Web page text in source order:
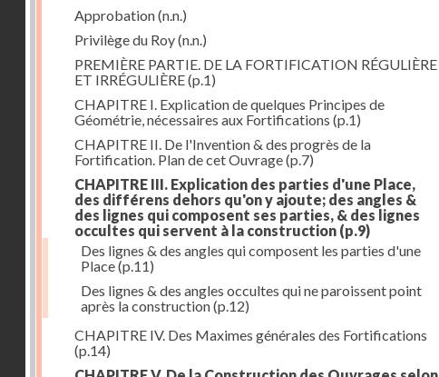
Approbation(n.n.)
Privilège du Roy(n.n.)
PREMIÈRE PARTIE. DE LA FORTIFICATION RÉGULIÈRE
ET IRRÉGULIÈRE(p.1)
CHAPITRE I. Explication de quelques Principes de
Géométrie, nécessaires aux Fortifications (p.1)
CHAPITRE II. De l'Invention & des progrès de la
Fortification. Plan de cet Ouvrage(p.7)
CHAPITRE III. Explication des parties d'une Place,
des différens dehors qu'on y ajoute; des angles &
des lignes qui composent ses parties, & des lignes
occultes qui servent à la construction (p.9)
Des lignes & des angles qui composent les parties d'une
Place(p.11)
Des lignes & des angles occultes qui ne paroissent point
après la construction(p.12)
CHAPITRE IV. Des Maximes générales des Fortifications
(p.14)